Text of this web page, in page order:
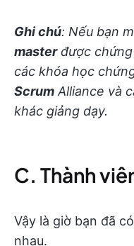
Ghi chú: Nếu bạn
masterđược chứng
các khóa học
Scrum Alliance và
khác giảng dạy.
C. Thành
Vậy là giờ bạn đã
nhau.